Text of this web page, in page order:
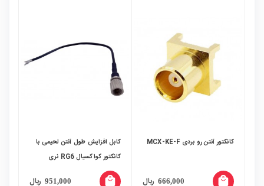
کانکتور آنتن رو بردی MCX-KE-F
666,000 ریال local_mall
کابل افزایش طول آنتن لحیمی با
کانکتور کواکسیال RG6 نری
951,000 ریال local_mall